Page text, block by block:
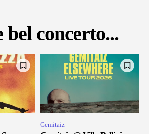
bel concerto...
Gemitaiz